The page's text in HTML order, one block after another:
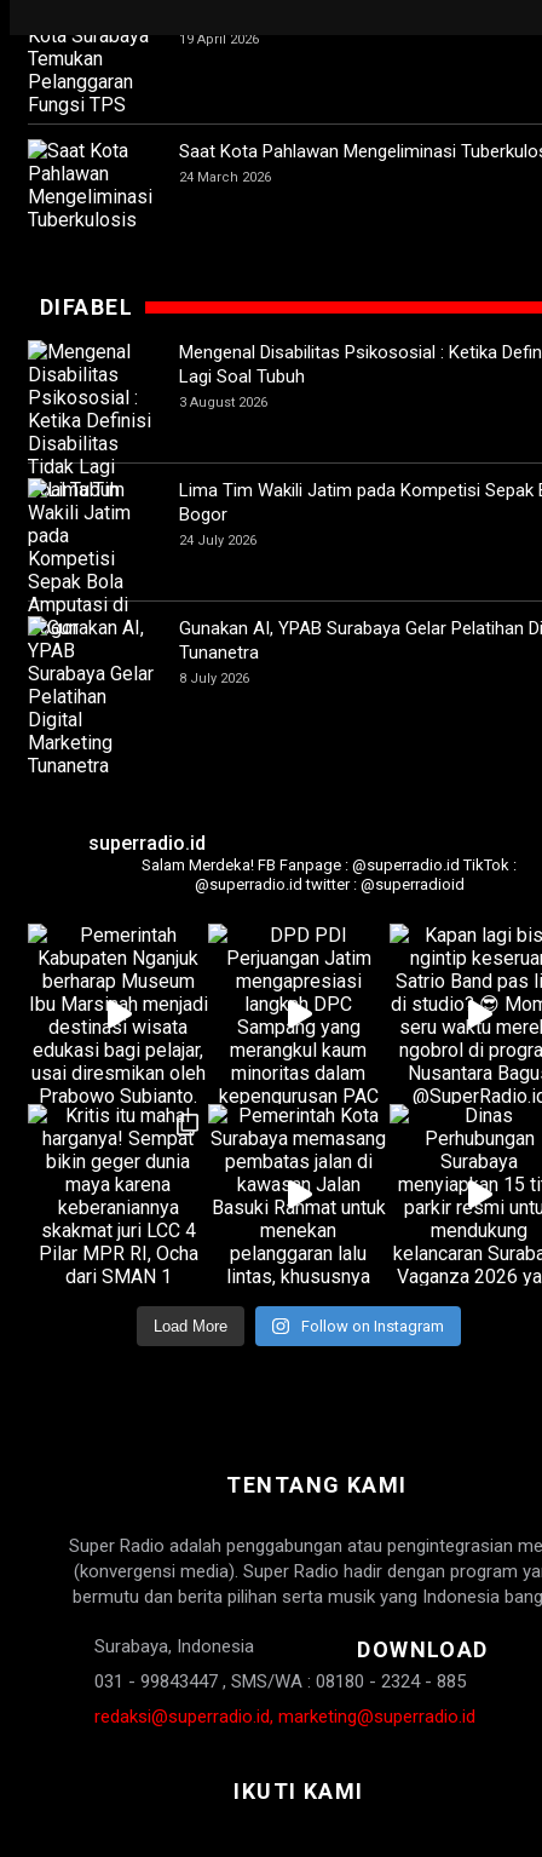
19 April 2026
Saat Kota Pahlawan Mengeliminasi
24 March 2026
DIFABEL
Mengenal Disabilitas Psikososial : Ketika
Lagi Soal Tubuh
3 August 2026
Lima Tim Wakili Jatim pada Kompetisi Sepak
Bogor
24 July 2026
Gunakan AI, YPAB Surabaya Gelar Pelatihan
Tunanetra
8 July 2026
superradio.id
Salam Merdeka! FB Fanpage : @superradio.id TikTok :
@superradio.id twitter : @superradioid
Load More Follow on Instagram
TENTANG KAMI
Super Radio adalah penggabungan atau pengintegrasian
(konvergensi media). Super Radio hadir dengan program
bermutu dan berita pilihan serta musik yang Indonesia
Surabaya, Indonesia
031 - 99843447 , SMS/WA : 08180 - 2324 - 885
redaksi@superradio.id, marketing@superradio.id
DOWNLOAD
IKUTI KAMI